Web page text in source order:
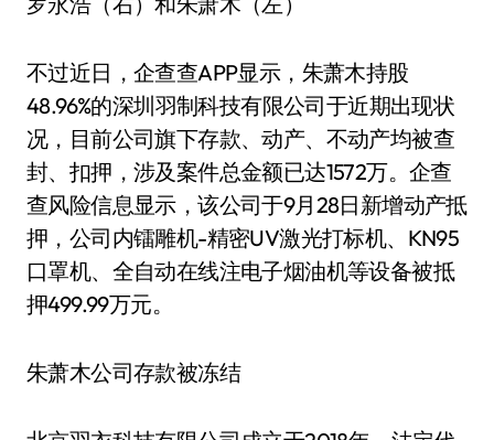
不过近日，企查查APP显示，朱萧木持股
48.96%的深圳羽制科技有限公司于近期出现状
况，目前公司旗下存款、动产、不动产均被查
封、扣押，涉及案件总金额已达1572万。企查
查风险信息显示，该公司于9月28日新增动产抵
押，公司内镭雕机-精密UV激光打标机、KN95
口罩机、全自动在线注电子烟油机等设备被抵
押499.99万元。
朱萧木公司存款被冻结